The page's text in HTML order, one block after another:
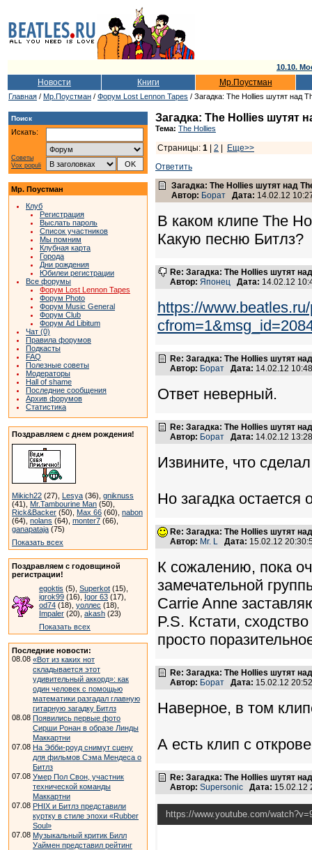
10.10.
Новости Книги Мр.Поустман
Главная / Мр.Поустман / Форум Lost Lennon Tapes / Загадка: The Hollies шутят над
Поиск
Искать:
Советы
Vox populi
Мр. Поустман
Клуб
Регистрация
Выслать пароль
Список участников
Мы помним
Клубная карта
Города
Дни рождения
Юбилеи регистрации
Все форумы
Форум Lost Lennon Tapes
Форум Photo
Форум Music General
Форум Club
Форум Ad Libitum
Чат (0)
Правила форумов
Подкасты
FAQ
Полезные советы
Модераторы
Hall of shame
Последние сообщения
Архив форумов
Статистика
Поздравляем с днем рождения!
Mikich22 (27), Lesya (36), gniknuss
(41), Mr.Tambourine Man (50),
Rick&Backer (50), Max 66 (60), nabon
(64), nolans (64), monter7 (66),
ganapataja (75)
Показать всех
Поздравляем с годовщиной
регистрации!
egoktis (5), Superkot (15),
igrok99 (16), Igor 63 (17),
od74 (18), уоллес (18),
Impaler (20), akash (23)
Показать всех
Последние новости:
08.08 «Вот из каких нот
складывается этот
удивительный аккорд»: как
один человек с помощью
математики разгадал главную
гитарную загадку Битлз
08.08 Появились первые фото
Сирши Ронан в образе Линды
Маккартни
07.08 На Эбби-роуд снимут сцену
для фильмов Сэма Мендеса о
Битлз
07.08 Умер Пол Свон, участник
технической команды
Маккартни
07.08 PHIX и Битлз представили
куртку в стиле эпохи «Rubber
Soul»
07.08 Музыкальный критик Билл
Уаймен представил рейтинг
Загадка: The Hollies шутят
Тема: The Hollies
Страницы: 1 2
Еще>>
Ответить
Загадка: The Hollies шутят над
Автор: Борат Дата: 14.02.12
В каком клипе The
Какую песню Битлз?
Re: Загадка: The Hollies шутят
Автор: Японец Дата: 14.02.12
https://
Re: Загадка: The Hollies шутят
Автор: Борат Дата: 14.02.12
Ответ неверный.
Re: Загадка: The Hollies шутят
Автор: Борат Дата: 14.02.12
Извините, что
Но загадка остается
Re: Загадка: The Hollies шутят
Автор: Mr. L Дата: 15.02.12
К сожалению, пока
замечательной
Carrie Anne
P.S. Кстати,
просто
Re: Загадка: The Hollies шутят
Автор: Борат Дата: 15.02.12
Наверное, в том
А есть клип с
Re: Загадка: The Hollies шутят
Автор: Supersonic Дата:
https://www.youtube.com/